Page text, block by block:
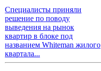
Специалисты приняли
решение по поводу
выведения на рынок
квартир в блоке под
названием Whiteman жилого
квартала...